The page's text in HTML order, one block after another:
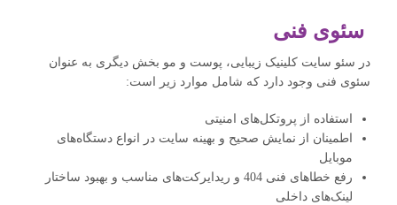
سئوی فنی
در سئو سایت کلینیک زیبایی، پوست و مو بخش دیگری به عنوان
سئوی فنی وجود دارد که شامل موارد زیر است:
استفاده از پروتکل‌های امنیتی
اطمینان از نمایش صحیح و بهینه سایت در انواع دستگاه‌های
موبایل
رفع خطاهای فنی 404 و ریدایرکت‌های مناسب و بهبود ساختار
لینک‌های داخلی